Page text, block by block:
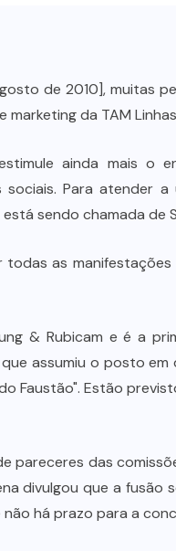
de 2010], muitas
da TAM
ainda mais o
Para atender
sendo chamada de
as
& Rubicam e é a
assumiu o posto
Faustão". Estão
pareceres das
divulgou que a
há prazo para a
10